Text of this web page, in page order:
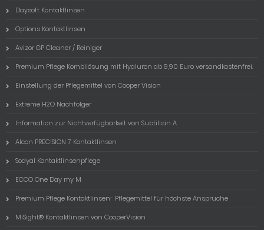
Daysoft Kontaktlinsen
Options Kontaktlinsen
Avizor GP Cleaner / Reiniger
Premium Pflege Kombilösung mit Hyaluron ab 9,90 Euro versandkostenfrei.
Einstellung der Pflegemittel von Cooper Vision
Extreme H2O Nachfolger
Information zur Nichtverfügbarkeit von Subtilisin A
Alcon PRECISION 7 Kontaktlinsen
Sodyal Kontaktlinsenpflege
ECCO One Day my M
Premium Pflege Kontaktlinsen- Pflegemittel für höchste Ansprüche
MiSight® Kontaktlinsen von CooperVision